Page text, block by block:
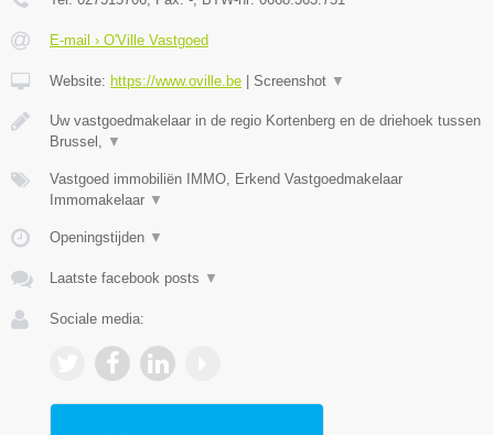
E-mail › O'Ville Vastgoed
Website: https://www.oville.be Screenshot ▼
Uw vastgoedmakelaar in de regio Kortenberg en de driehoek tussen
Brussel, ▼
Vastgoed immobiliën IMMO, Erkend Vastgoedmakelaar
Immomakelaar ▼
Openingstijden ▼
Laatste facebook posts ▼
Sociale media: